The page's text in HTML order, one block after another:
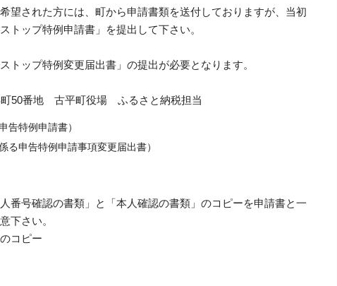
望された方には、町から申請書類を送付しておりますが、当初
トップ特例申請書」を提出して下さい。
ップ特例変更届出書」の提出が必要となります。
50番地 古平町役場 ふるさと納税担当
告特例申請書）
る申告特例申請事項変更届出書）
番号確認の書類」と「本人確認の書類」のコピーを申請書と一
下さい。
コピー